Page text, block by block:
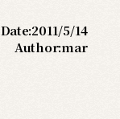
Date:2011/5/14
Author:mar